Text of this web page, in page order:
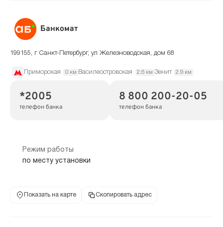
Банкомат
199155, г Санкт-Петербург, ул Железноводская, дом 68
Приморская 0 км Василеостровская 2.6 км Зенит 2.9 км
*2005
телефон банка
8 800 200-20-05
телефон банка
Режим работы
по месту установки
Показать на карте Скопировать адрес